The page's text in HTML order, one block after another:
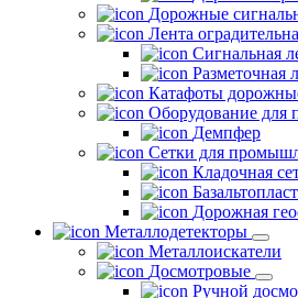
Дорожные
Лента
Сигнальная
Разметочная
Катафоты
Оборудование для
Демпфер
Сетки для
Кладочная
Дорожная
Металлодетекторы
Металлоискатели
Досмотровые
Ручной